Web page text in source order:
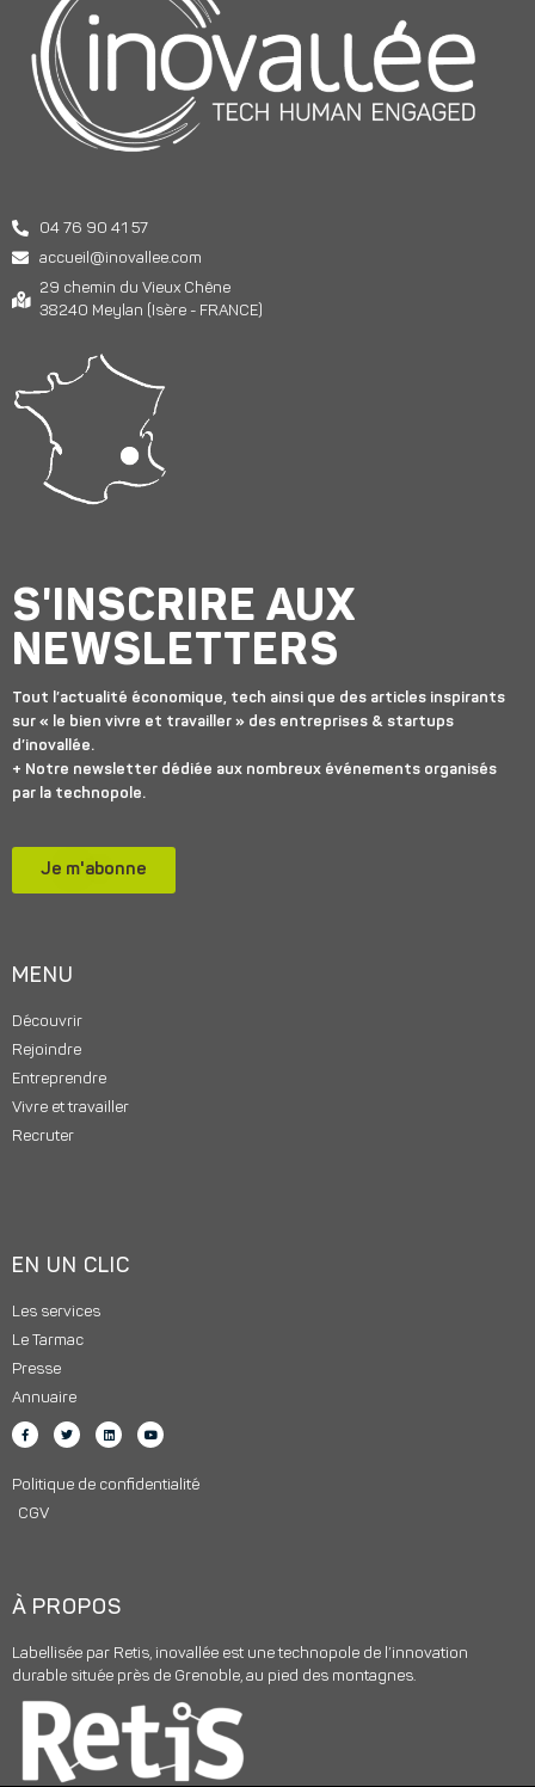
04 76 90 41 57
accueil@inovallee.com
29 chemin du Vieux Chêne
38240 Meylan (Isère - FRANCE)
S'INSCRIRE AUX
NEWSLETTERS
Tout l’actualité économique, tech ainsi que des articles inspirants
sur « le bien vivre et travailler » des entreprises & startups
d’inovallée.
+ Notre newsletter dédiée aux nombreux événements organisés
par la technopole.
Je m'abonne
MENU
Découvrir
Rejoindre
Entreprendre
Vivre et travailler
Recruter
EN UN CLIC
Les services
Le Tarmac
Presse
Annuaire
Politique de confidentialité
CGV
À PROPOS
Labellisée par Retis, inovallée est une technopole de l’innovation
durable située près de Grenoble, au pied des montagnes.